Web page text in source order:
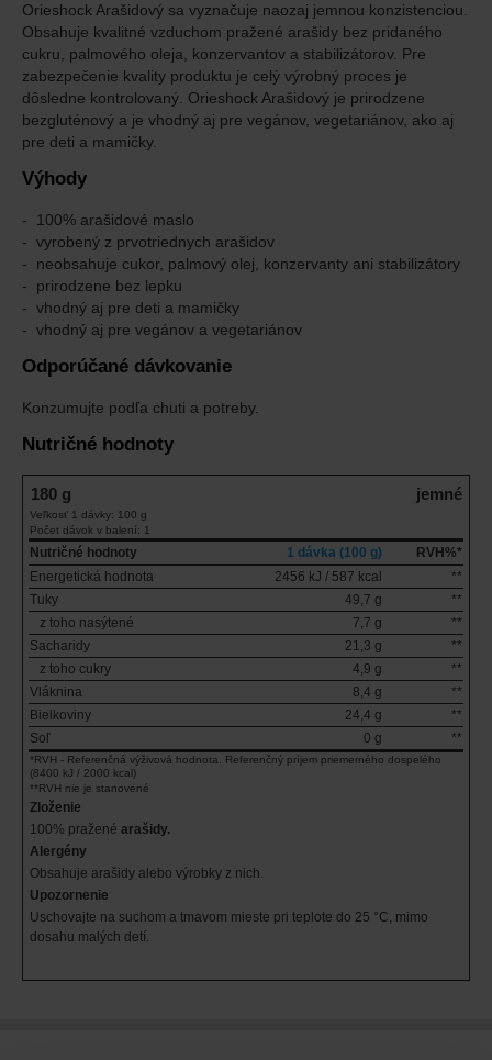
Orieshock Arašidový sa vyznačuje naozaj jemnou konzistenciou.
Obsahuje kvalitné vzduchom pražené arašidy bez pridaného
cukru, palmového oleja, konzervantov a stabilizátorov. Pre
zabezpečenie kvality produktu je celý výrobný proces je
dôsledne kontrolovaný. Orieshock Arašidový je prirodzene
bezgluténový a je vhodný aj pre vegánov, vegetariánov, ako aj
pre deti a mamičky.
Výhody
100% arašidové maslo
vyrobený z prvotriednych arašidov
neobsahuje cukor, palmový olej, konzervanty ani stabilizátory
prirodzene bez lepku
vhodný aj pre deti a mamičky
vhodný aj pre vegánov a vegetariánov
Odporúčané dávkovanie
Konzumujte podľa chuti a potreby.
Nutričné hodnoty
180 g jemné
Veľkosť 1 dávky: 100 g
Počet dávok v balení: 1
Nutričné hodnoty 1 dávka (100 g)
RVH%*
Energetická hodnota
2456 kJ / 587 kcal
**
Tuky
49,7 g
**
z toho nasýtené
7,7 g
**
Sacharidy
21,3 g
**
z toho cukry
4,9 g
**
Vláknina
8,4 g
**
Bielkoviny
24,4 g
**
Soľ
0 g **
*RVH - Referenčná výživová hodnota. Referenčný príjem priemerného dospelého
(8400 kJ / 2000 kcal)
**RVH nie je stanovené
Zloženie
100% praženéarašidy.
Alergény
Obsahuje arašidy alebo výrobky z nich.
Upozornenie
Uschovajte na suchom a tmavom mieste pri teplote do 25 °C, mimo
dosahu malých detí.